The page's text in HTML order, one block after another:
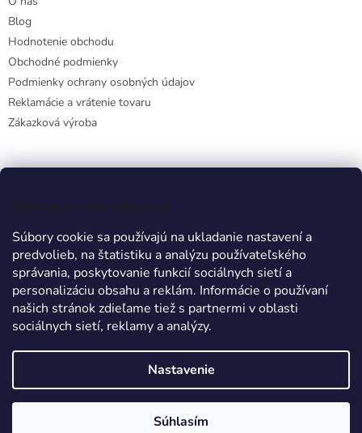
Vážime si vaše súkromie
Súbory cookie sa používajú na ukladanie nastavení a
predvolieb, na štatistiku a analýzu používateľského
správania, poskytovanie funkcií sociálnych sietí a
personalizáciu obsahu a reklám. Informácie o používaní
našich stránok zdieľame tiež s partnermi v oblasti
sociálnych sietí, reklamy a analýzy.
Nastavenie
Súhlasím
Blog
Hodnotenie obchodu
Obchodné podmienky
Podmienky ochrany osobných údajov
Reklamácie a vrátenie tovaru
Zákazková výroba
Prijímame online platby
Vytvoril Shoptet
TRIEX. Všetky práva vyhradené.